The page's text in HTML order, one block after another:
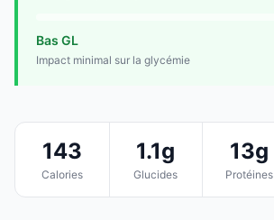
Bas GL
Impact minimal sur la glycémie
143
Calories
1.1g
Glucides
13g
Protéines